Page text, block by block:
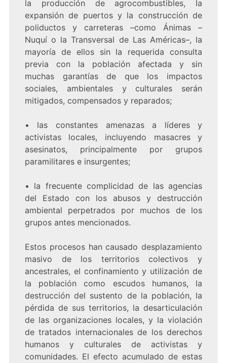
la producción de agrocombustibles, la
expansión de puertos y la construcción de
poliductos y carreteras –como Ánimas –
Nuquí o la Transversal de Las Américas–, la
mayoría de ellos sin la requerida consulta
previa con la población afectada y sin
muchas garantías de que los impactos
sociales, ambientales y culturales serán
mitigados, compensados y reparados;
• las constantes amenazas a líderes y
activistas locales, incluyendo masacres y
asesinatos, principalmente por grupos
paramilitares e insurgentes;
• la frecuente complicidad de las agencias
del Estado con los abusos y destrucción
ambiental perpetrados por muchos de los
grupos antes mencionados.
Estos procesos han causado desplazamiento
masivo de los territorios colectivos y
ancestrales, el confinamiento y utilización de
la población como escudos humanos, la
destrucción del sustento de la población, la
pérdida de sus territorios, la desarticulación
de las organizaciones locales, y la violación
de tratados internacionales de los derechos
humanos y culturales de activistas y
comunidades. El efecto acumulado de estas